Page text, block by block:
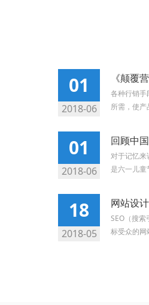
01
2018-06
《颠覆
各种行销手
所需，使
01
2018-06
回顾中
对于记忆来
是六一儿
18
2018-05
网站设
SEO（搜
标受众的网